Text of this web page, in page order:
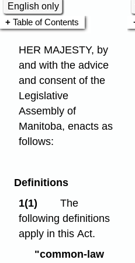
English only
Table of Contents
HER MAJESTY, by
and with the advice
and consent of the
Legislative
Assembly of
Manitoba, enacts as
follows:
Definitions
1(1)
The
following definitions
apply in this Act.
"common-law